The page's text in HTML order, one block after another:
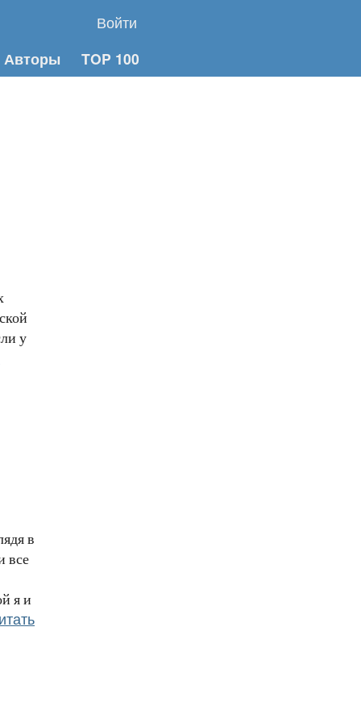
Войти
Авторы TOP 100
у
в
все
я и